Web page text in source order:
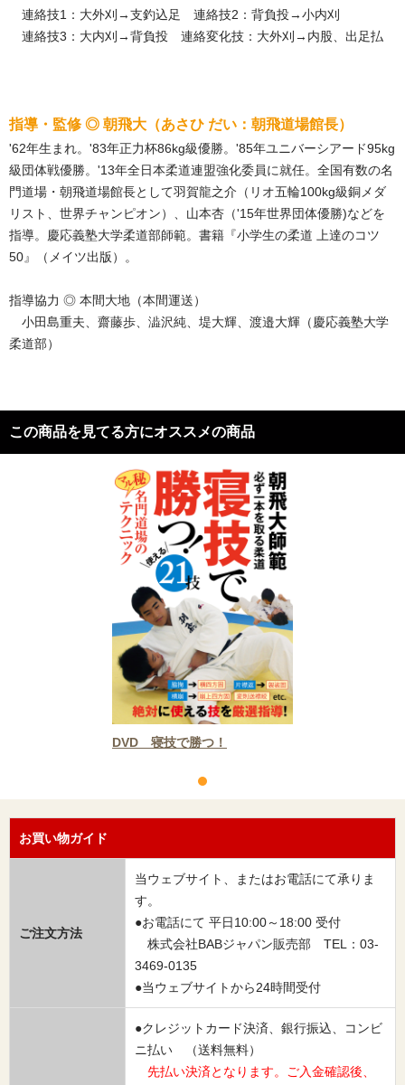
連絡技1：大外刈→支釣込足 連絡技2：背負投→小内刈
連絡技3：大内刈→背負投 連絡変化技：大外刈→内股、出足払
指導・監修 ◎ 朝飛大（あさひ だい：朝飛道場館長）
'62年生まれ。'83年正力杯86kg級優勝。'85年ユニバーシアード95kg
級団体戦優勝。'13年全日本柔道連盟強化委員に就任。全国有数の名
門道場・朝飛道場館長として羽賀龍之介（リオ五輪100kg級銅メダ
リスト、世界チャンピオン）、山本杏（'15年世界団体優勝)などを
指導。慶応義塾大学柔道部師範。書籍『小学生の柔道 上達のコツ
50』（メイツ出版）。
指導協力 ◎ 本間大地（本間運送）
小田島重夫、齋藤歩、澁沢純、堤大輝、渡邉大輝（慶応義塾大学
柔道部）
この商品を見てる方にオススメの商品
DVD 寝技で勝つ！
お買い物ガイド
ご注文方法
当ウェブサイト、またはお電話にて承りま
す。
●お電話にて 平日10:00～18:00 受付
株式会社BABジャパン販売部 TEL：03-
3469-0135
●当ウェブサイトから24時間受付
●クレジットカード決済、銀行振込、コンビ
ニ払い （送料無料）
先払い決済となります。ご入金確認後、